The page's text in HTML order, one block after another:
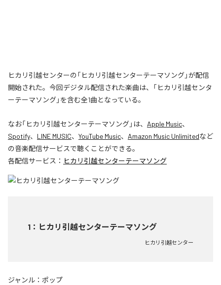
ヒカリ引越センターの「ヒカリ引越センターテーマソング」が配信
開始された。今回デジタル配信された楽曲は、「ヒカリ引越センタ
ーテーマソング」を含む全1曲となっている。
なお「ヒカリ引越センターテーマソング」は、 Apple Music、
Spotify、 LINE MUSIC、 YouTube Music、 Amazon Music Unlimitedなど
の音楽配信サービスで聴くことができる。
各配信サービス： ヒカリ引越センターテーマソング
1 ： ヒカリ引越センターテーマソング
ヒカリ引越センター
ジャンル： ポップ